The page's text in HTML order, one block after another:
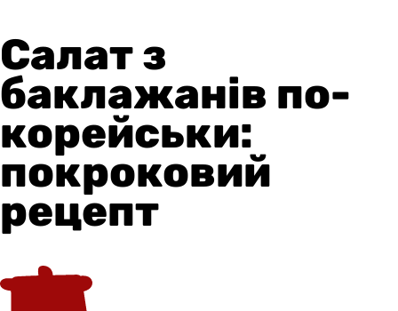
Салат з
баклажанів по-
корейськи:
покроковий
рецепт